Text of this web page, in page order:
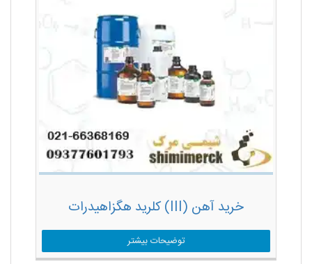
خرید آهن (III) کلرید هگزاهیدرات
توضیحات بیشتر